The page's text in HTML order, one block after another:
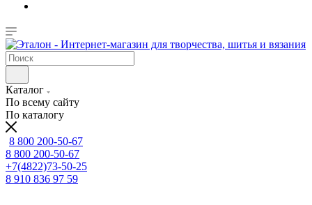
Каталог
По всему сайту
По каталогу
8 800 200-50-67
8 800 200-50-67
+7(4822)73-50-25
8 910 836 97 59